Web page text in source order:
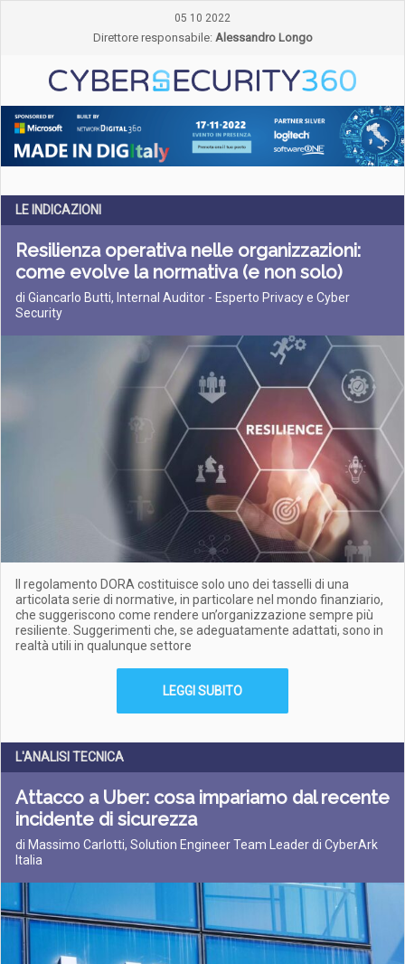
05 10 2022
Direttore responsabile: Alessandro Longo
LE INDICAZIONI
Resilienza operativa nelle organizzazioni:
come evolve la normativa (e non solo)
di Giancarlo Butti, Internal Auditor - Esperto Privacy e Cyber
Security
Il regolamento DORA costituisce solo uno dei tasselli di una
articolata serie di normative, in particolare nel mondo finanziario,
che suggeriscono come rendere un’organizzazione sempre più
resiliente. Suggerimenti che, se adeguatamente adattati, sono in
realtà utili in qualunque settore
LEGGI SUBITO
L'ANALISI TECNICA
Attacco a Uber: cosa impariamo dal recente
incidente di sicurezza
di Massimo Carlotti, Solution Engineer Team Leader di CyberArk
Italia